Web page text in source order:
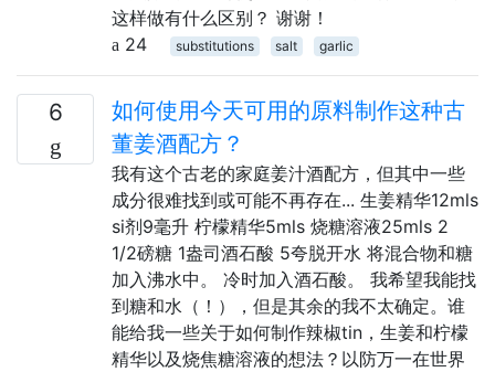
这样做有什么区别？ 谢谢！
24
substitutions salt garlic
6
如何使用今天可用的原料制作这种古
董姜酒配方？
我有这个古老的家庭姜汁酒配方，但其中一些
成分很难找到或可能不再存在... 生姜精华12mls
si剂9毫升 柠檬精华5mls 烧糖溶液25mls 2
1/2磅糖 1盎司酒石酸 5夸脱开水 将混合物和糖
加入沸水中。 冷时加入酒石酸。 我希望我能找
到糖和水（！），但是其余的我不太确定。谁
能给我一些关于如何制作辣椒tin，生姜和柠檬
精华以及烧焦糖溶液的想法？以防万一在世界